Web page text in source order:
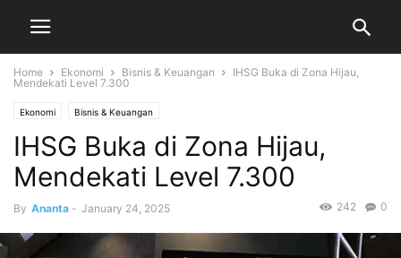
Home Ekonomi Bisnis & Keuangan
IHSG Buka di Zona Hijau,
Mendekati Level 7.300
Ekonomi Bisnis & Keuangan
IHSG Buka di Zona Hijau,
Mendekati Level 7.300
By Ananta - January 24, 2025 0
242